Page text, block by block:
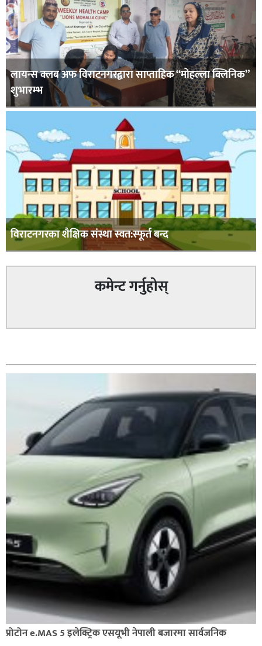
लायन्स क्लब अफ विराटनगरद्वारा साप्ताहिक “मोहल्ला क्लिनिक”
शुभारम्भ
विराटनगरका शैक्षिक संस्था स्वत:स्फूर्त बन्द
कमेन्ट गर्नुहोस्
प्रोटोन e.MAS 5 इलेक्ट्रिक एसयूभी नेपाली बजारमा सार्वजनिक